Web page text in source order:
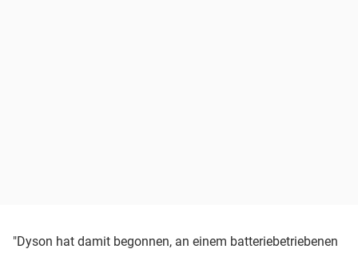
"Dyson hat damit begonnen, an einem batteriebetriebenen